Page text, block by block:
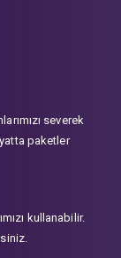
severek
paketler
kullanabilir.